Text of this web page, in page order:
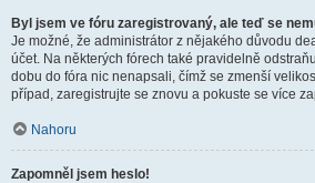
Byl jsem ve fóru zaregistrovaný, ale teď se
Je možné, že administrátor z nějakého důvodu
účet. Na některých fórech také pravidelně
dobu do fóra nic nenapsali, čímž se zmenší
případ, zaregistrujte se znovu a pokuste se více
Nahoru
Zapomněl jsem heslo!